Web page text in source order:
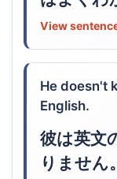
View
He doesn't
English.
彼は英文
りません。